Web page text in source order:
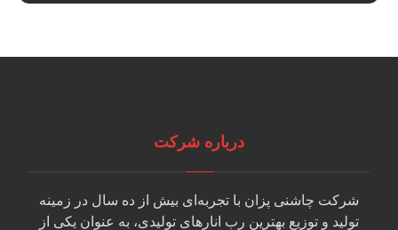
درباره شرکت
شرکت چاشنی پزان با تجربه‌ای بیش از ده سال در زمینه
تولید و توزیع بهترین رب انارهای تولیدی، به عنوان یکی از